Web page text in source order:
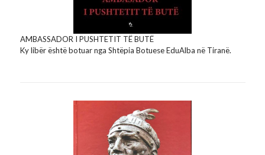
AMBASSADOR I PUSHTETIT TË BUTË
Ky libër është botuar nga Shtëpia Botuese EduAlba në Tiranë.